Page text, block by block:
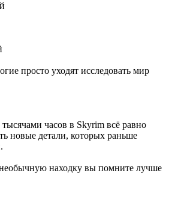
просто уходят исследовать мир
часов в Skyrim всё равно
новые детали, которых раньше
находку вы помните лучше